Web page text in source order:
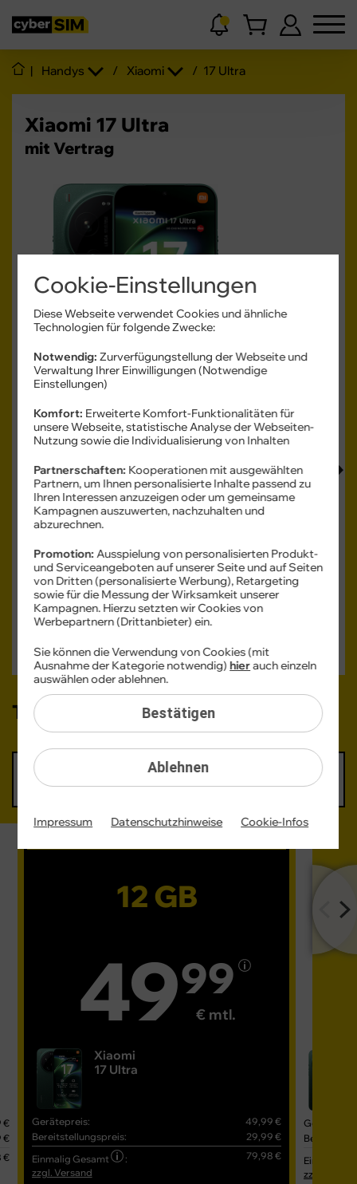
| Handys / Xiaomi / 17 Ultra
Xiaomi 17 Ultra
mit Vertrag
Produktdatenblatt
Produkt- und Sicherheitsinformationen
Farbe -Starlit Green
Speicher -512 GB
512 GB
Verfügbarkeit -
Auf Wunsch Handyversicherung ab 3,99 €
Tarif auswählen:
46,99 €
12 GB 16 GB
59,99 €
€
€
€
12 GB
4999
€ mtl.
Xiaomi
17 Ultra
Gerätepreis:
49,99 €
Bereitstellungspreis:
29,99 €
Einmalig Gesamt
:
79,98 €
zzgl. Versand
Einmalig
zzgl.
Cookie-Einstellungen
Diese Webseite verwendet Cookies und ähnliche
Technologien für folgende Zwecke:
Notwendig: Zurverfügungstellung der Webseite und
Verwaltung Ihrer Einwilligungen (Notwendige
Einstellungen)
Komfort: Erweiterte Komfort-Funktionalitäten für
unsere Webseite, statistische Analyse der Webseiten-
Nutzung sowie die Individualisierung von Inhalten
Partnerschaften: Kooperationen mit ausgewählten
Partnern, um Ihnen personalisierte Inhalte passend zu
Ihren Interessen anzuzeigen oder um gemeinsame
Kampagnen auszuwerten, nachzuhalten und
abzurechnen.
Promotion:Ausspielung von personalisierten Produkt-
und Serviceangeboten auf unserer Seite und auf Seiten
von Dritten (personalisierte Werbung), Retargeting
sowie für die Messung der Wirksamkeit unserer
Kampagnen. Hierzu setzten wir Cookies von
Werbepartnern (Drittanbieter) ein.
Ablehnen
Sie können die Verwendung von Cookies (mit
Ausnahme der Kategorie notwendig)hierauch einzeln
auswählen oder ablehnen.
Bestätigen
Impressum Datenschutzhinweise Cookie-Infos